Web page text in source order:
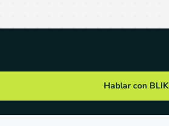
Hablar con BLIK